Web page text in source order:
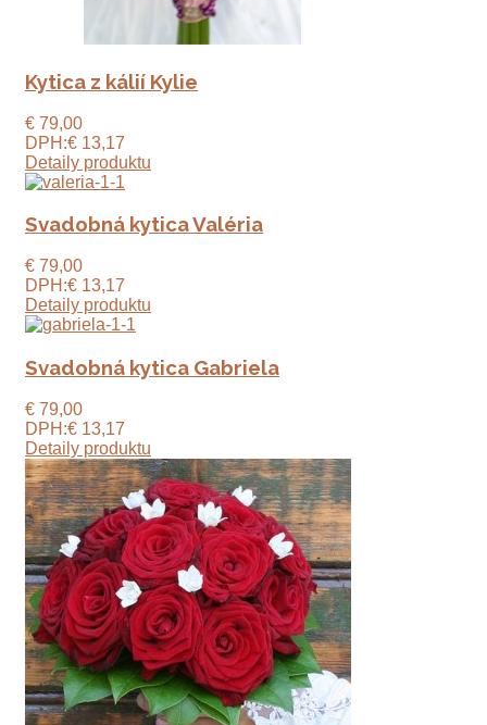
Kytica z kálií Kylie
€ 79,00
DPH:€ 13,17
Detaily produktu
Svadobná kytica Valéria
€ 79,00
DPH:€ 13,17
Detaily produktu
Svadobná kytica Gabriela
€ 79,00
DPH:€ 13,17
Detaily produktu